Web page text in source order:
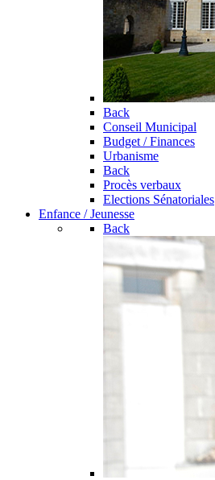
Back
Conseil Municipal
Budget / Finances
Urbanisme
Back
Procès verbaux
Elections Sénatoriales
Enfance / Jeunesse
Back